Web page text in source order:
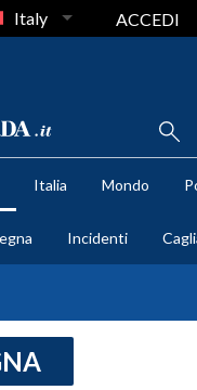
Italy ACCEDI
Italia Mondo
Incidenti